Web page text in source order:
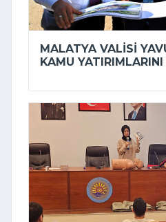
MALATYA VALISI
KAMU YATIRIMLARINI